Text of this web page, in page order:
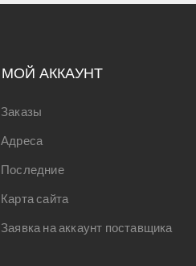
МОЙ АККАУНТ
Заказы
Адреса
Последние
Карта сайта
Заявка на аккаунт поставщика